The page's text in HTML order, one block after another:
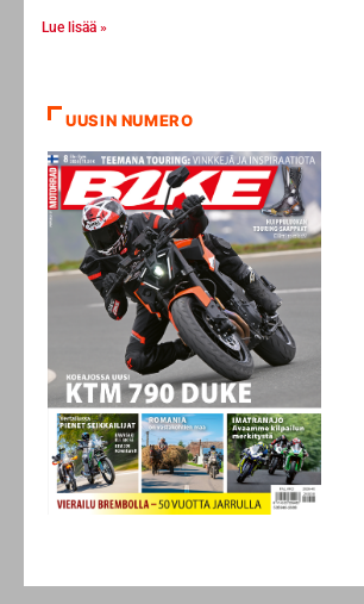
Lue lisää »
UUSIN NUMERO